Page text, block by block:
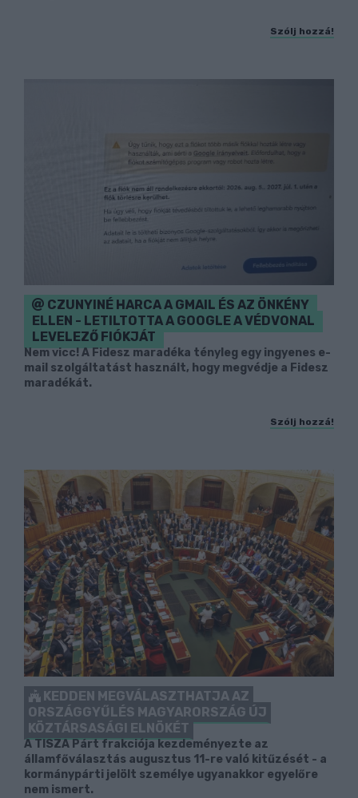
Szólj hozzá!
CZUNYINÉ HARCA A GMAIL ÉS AZ ÖNKÉNY
ELLEN - LETILTOTTA A GOOGLE A VÉDVONAL
LEVELEZŐ FIÓKJÁT
Nem vicc! A Fidesz maradéka tényleg egy ingyenes e-
mail szolgáltatást használt, hogy megvédje a Fidesz
maradékát.
Szólj hozzá!
KEDDEN MEGVÁLASZTHATJA AZ
ORSZÁGGYŰLÉS MAGYARORSZÁG ÚJ
KÖZTÁRSASÁGI ELNÖKÉT
A TISZA Párt frakciója kezdeményezte az
államfőválasztás augusztus 11-re való kitűzését - a
kormánypárti jelölt személye ugyanakkor egyelőre
nem ismert.